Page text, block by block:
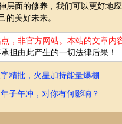
层面的修养，我们可以更好地
的美好未来。
，非官方网站。本站的文章内
担由此产生的一切法律后果！
精批，火星加持能量爆棚
子午冲，对你有何影响？